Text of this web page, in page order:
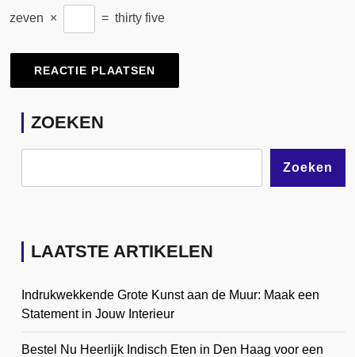
zeven × = thirty five
ZOEKEN
Zoeken
LAATSTE ARTIKELEN
Indrukwekkende Grote Kunst aan de Muur: Maak een
Statement in Jouw Interieur
Bestel Nu Heerlijk Indisch Eten in Den Haag voor een